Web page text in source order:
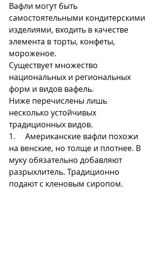
Вафли могут быть
самостоятельными кондитерскими
изделиями, входить в качестве
элемента в торты, конфеты,
мороженое.
Существует множество
национальных и региональных
форм и видов вафель.
Ниже перечислены лишь
несколько устойчивых
традиционных видов.
1.     Американские вафли похожи
на венские, но толще и плотнее. В
муку обязательно добавляют
разрыхлитель. Традиционно
подают с кленовым сиропом.